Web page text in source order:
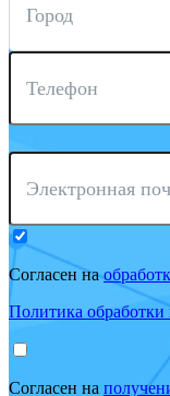
Город
Телефон
Электронная
Согласен на
Политика
Согласен на